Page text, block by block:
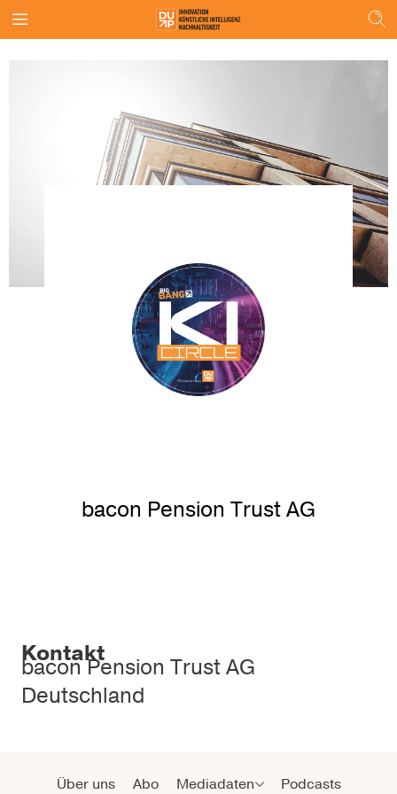
bacon Pension Trust AG
Kontakt
bacon Pension Trust AG
Deutschland
Über uns Abo Mediadaten Podcasts